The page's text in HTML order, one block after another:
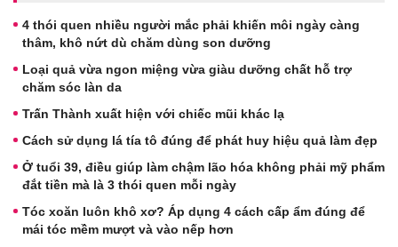
4 thói quen nhiều người mắc phải khiến môi ngày càng
thâm, khô nứt dù chăm dùng son dưỡng
Loại quả vừa ngon miệng vừa giàu dưỡng chất hỗ trợ
chăm sóc làn da
Trấn Thành xuất hiện với chiếc mũi khác lạ
Cách sử dụng lá tía tô đúng để phát huy hiệu quả làm đẹp
Ở tuổi 39, điều giúp làm chậm lão hóa không phải mỹ phẩm
đắt tiền mà là 3 thói quen mỗi ngày
Tóc xoăn luôn khô xơ? Áp dụng 4 cách cấp ẩm đúng để
mái tóc mềm mượt và vào nếp hơn